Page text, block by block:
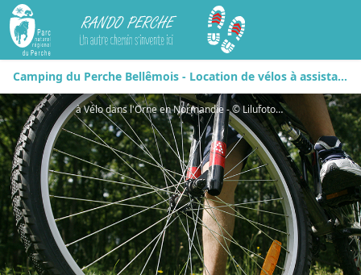
Rando Perche
Camping du Perche Bellêmois - Location de vélos à assistance électrique
à Vélo dans l'Orne en Normandie - © Lilufoto-Fotolia.com